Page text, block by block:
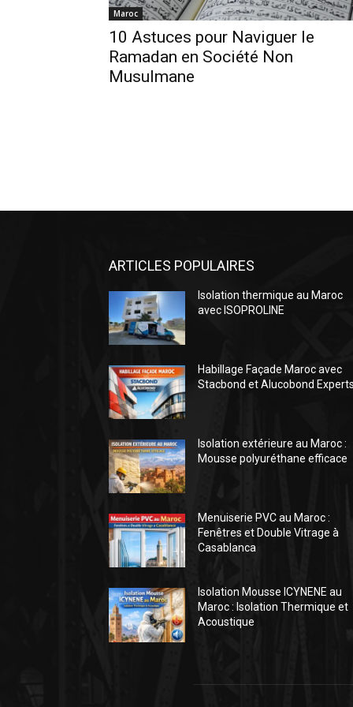
Maroc
10 Astuces pour Naviguer le
Ramadan en Société Non
Musulmane
ARTICLES POPULAIRES
Isolation thermique au Maroc
avec ISOPROLINE
Habillage Façade Maroc avec
Stacbond et Alucobond
Isolation extérieure au Maroc :
Mousse polyuréthane efficace
Menuiserie PVC au Maroc :
Fenêtres et Double Vitrage à
Casablanca
Isolation Mousse ICYNENE au
Maroc : Isolation Thermique et
Acoustique